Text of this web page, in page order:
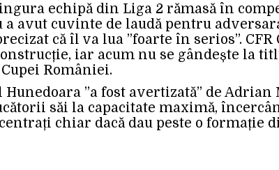
echipă din Liga 2 rămasă în
a avut cuvinte de laudă pentru
că îl va lua ”foarte în serios”.
iar acum nu se gândește la
României.
”a fost avertizată” de Adrian
săi la capacitate maximă,
chiar dacă dau peste o formație